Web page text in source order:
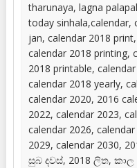
tharunaya, lagna
today sinhala,calendar,
jan, calendar 2018
calendar 2018 printing,
2018 printable,
calendar 2018 yearly,
calendar 2020, 2016
2022, calendar 2023,
calendar 2026,
2029, calendar 2030,
සුබ දවස්, 2018 ලිත,